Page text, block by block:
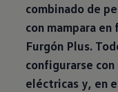
combinado de
con mampara
Furgón Plus.
configurarse
eléctricas y, en